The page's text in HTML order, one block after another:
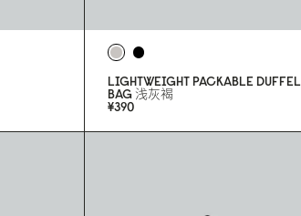
LIGHTWEIGHT PACKABLE DUFFEL
BAG浅灰褐
¥390